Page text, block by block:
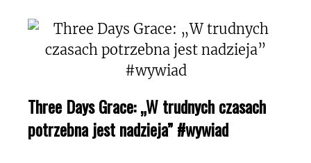
Three Days Grace: „W trudnych czasach
potrzebna jest nadzieja” #wywiad